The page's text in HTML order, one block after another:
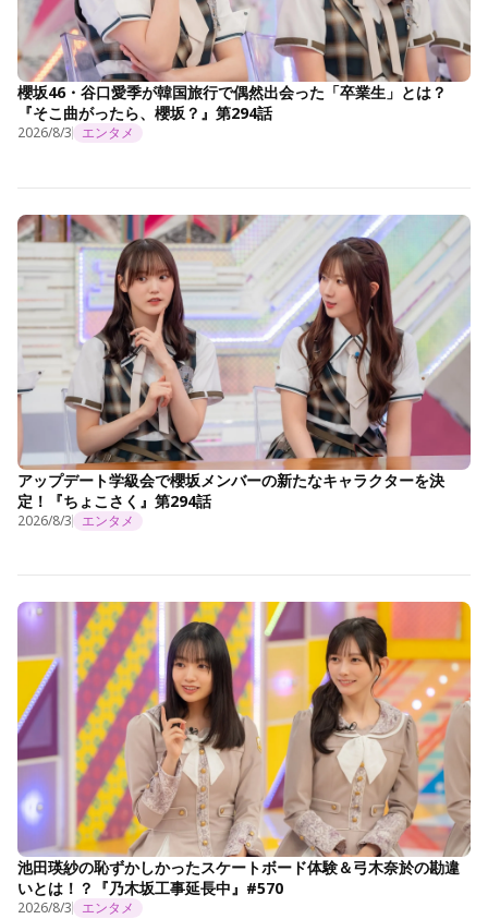
櫻坂46・谷口愛季が韓国旅行で偶然出会った「卒業生」とは？
『そこ曲がったら、櫻坂？』第294話
2026/8/3 エンタメ
アップデート学級会で櫻坂メンバーの新たなキャラクターを決
定！『ちょこさく』第294話
2026/8/3 エンタメ
池田瑛紗の恥ずかしかったスケートボード体験＆弓木奈於の勘違
いとは！？『乃木坂工事延長中』#570
2026/8/3 エンタメ